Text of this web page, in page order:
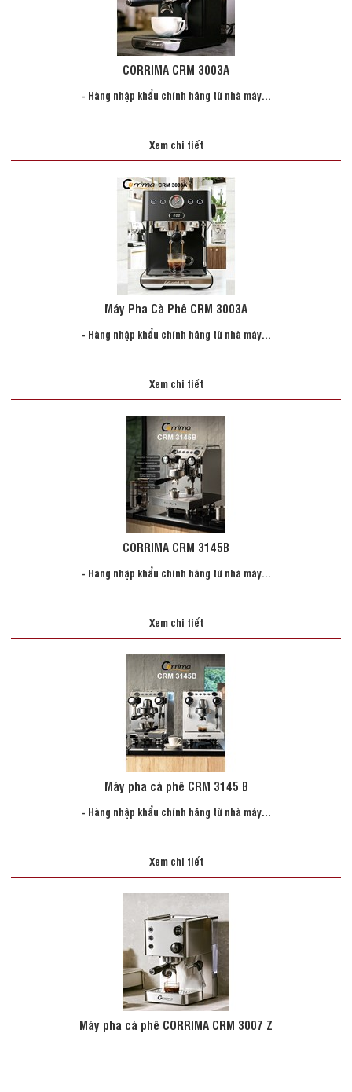
CORRIMA CRM 3003A
- Hàng nhập khẩu chính hãng từ nhà máy...
Xem chi tiết
Máy Pha Cà Phê CRM 3003A
- Hàng nhập khẩu chính hãng từ nhà máy...
Xem chi tiết
CORRIMA CRM 3145B
- Hàng nhập khẩu chính hãng từ nhà máy...
Xem chi tiết
Máy pha cà phê CRM 3145 B
- Hàng nhập khẩu chính hãng từ nhà máy...
Xem chi tiết
Máy pha cà phê CORRIMA CRM 3007 Z